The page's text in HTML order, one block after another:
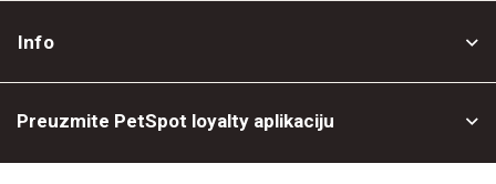
Info
Preuzmite PetSpot loyalty aplikaciju